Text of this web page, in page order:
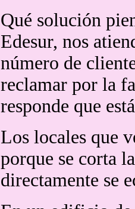
Qué solución
Edesur, nos
número de
reclamar por la
responde que
Los locales que
porque se corta
directamente se